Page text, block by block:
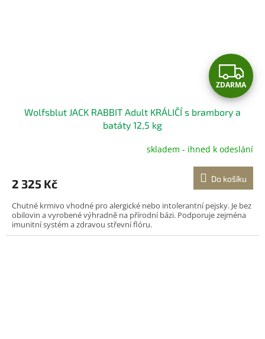
Z
D
R
M
A
ZDARMA
Wolfsblut JACK RABBIT Adult KRÁLIČÍ s brambory a
batáty 12,5 kg
skladem - ihned k odeslání
2 325 Kč Do košíku
Chutné krmivo vhodné pro alergické nebo intolerantní pejsky. Je bez
obilovin a vyrobené výhradně na přírodní bázi. Podporuje zejména
imunitní systém a zdravou střevní flóru.